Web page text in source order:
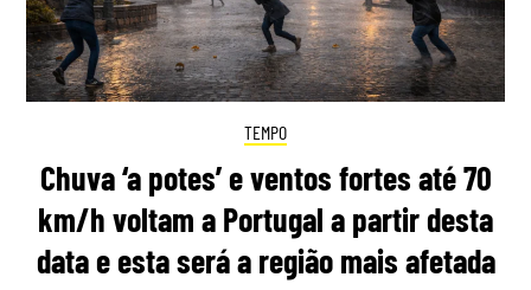
TEMPO
Chuva ‘a potes’ e ventos fortes até 70
km/h voltam a Portugal a partir desta
data e esta será a região mais afetada